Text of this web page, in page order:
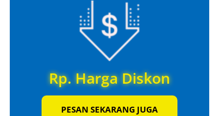
Rp. Harga Diskon
PESAN SEKARANG JUGA